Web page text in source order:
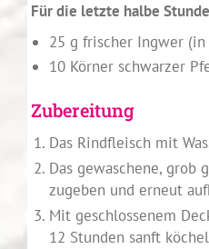
Für die letzte halbe
25 g frischer Ingwer (in
10 Körner schwarzer
Zubereitung
Das Rindfleisch mit
Das gewaschene, grob
zugeben und erneut
Mit geschlossenem
12 Stunden sanft